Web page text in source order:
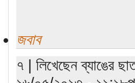
জবাব
৭ | লিখেছেন ব্যাঙের